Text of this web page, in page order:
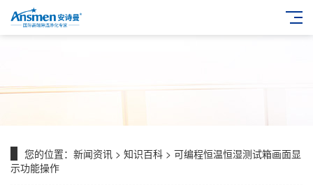
您的位置： 新闻资讯 > 知识百科 > 可编程恒温恒湿测试箱画面显
示功能操作